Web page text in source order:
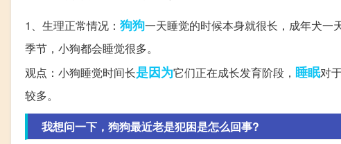
1、生理正常情况： 狗狗一天睡觉的时候本身就很长，成年犬一
季节，小狗都会睡觉很多。
观点：小狗睡觉时间长是因为它们正在成长发育阶段， 睡眠对
较多。
我想问一下，狗狗最近老是犯困是怎么回事?